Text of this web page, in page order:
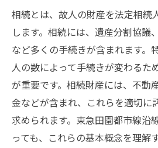
遺産分割協議の進め方
相続財産の評価方法
相続手続きにおけるト
のポイント
遺産分割のための話し
遺産分割の方法と注意点：
めに
相続とは、故人の財産を法定相続
します。相続には、遺産分割協議
など多くの手続きが含まれます。
人の数によって手続きが変わるた
が重要です。相続財産には、不動
金などが含まれ、これらを適切に
求められます。東急田園都市線沿
っても、これらの基本概念を理解